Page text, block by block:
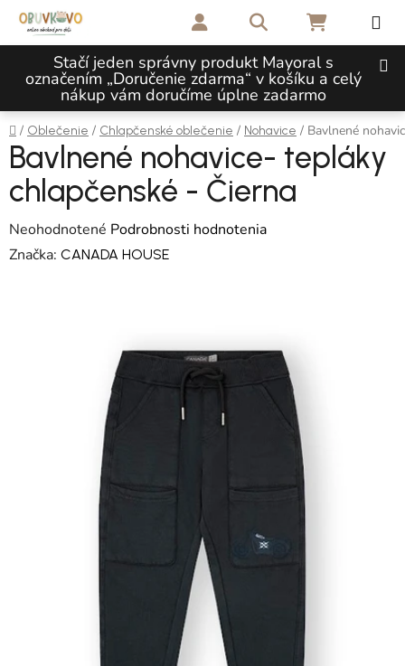
Prejsť na obsah
Stačí jeden správny produkt Mayoral s
označením „Doručenie zdarma“ v košíku a celý
nákup vám doručíme úplne zadarmo
Hľadať NÁKUPNÝ
Domov
/ Oblečenie / Chlapčenské oblečenie / Nohavice / Bavlnené
Bavlnené nohavice- tepláky
chlapčenské - Čierna
Priemerné hodnotenie produktu je 0,0 z 5 hviezdičiek.
Neohodnotené Podrobnosti hodnotenia
Značka: CANADA HOUSE